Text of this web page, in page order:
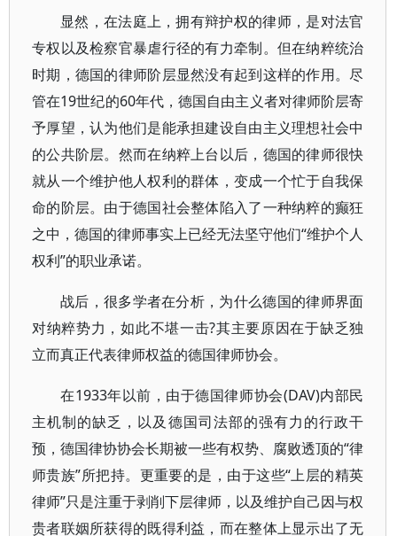
显然，在法庭上，拥有辩护权的律师，是对法官
专权以及检察官暴虐行径的有力牵制。但在纳粹统治
时期，德国的律师阶层显然没有起到这样的作用。尽
管在19世纪的60年代，德国自由主义者对律师阶层寄
予厚望，认为他们是能承担建设自由主义理想社会中
的公共阶层。然而在纳粹上台以后，德国的律师很快
就从一个维护他人权利的群体，变成一个忙于自我保
命的阶层。由于德国社会整体陷入了一种纳粹的癫狂
之中，德国的律师事实上已经无法坚守他们“维护个人
权利”的职业承诺。
战后，很多学者在分析，为什么德国的律师界面
对纳粹势力，如此不堪一击?其主要原因在于缺乏独
立而真正代表律师权益的德国律师协会。
在1933年以前，由于德国律师协会(DAV)内部民
主机制的缺乏，以及德国司法部的强有力的行政干
预，德国律协协会长期被一些有权势、腐败透顶的“律
师贵族”所把持。更重要的是，由于这些“上层的精英
律师”只是注重于剥削下层律师，以及维护自己因与权
贵者联姻所获得的既得利益，而在整体上显示出了无